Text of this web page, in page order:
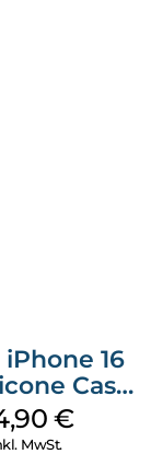
16
Case
Black
€
MwSt.